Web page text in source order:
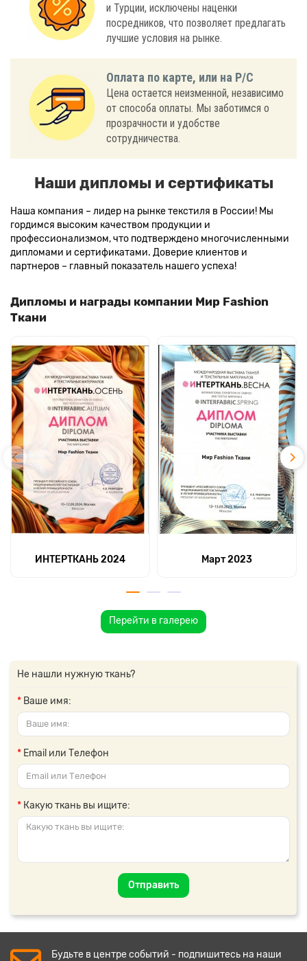
и Турции, исключены наценки
посредников, что позволяет предлагать
лучшие условия на рынке.
Оплата по карте, или на Р/С
Цена остается неизменной, независимо
от способа оплаты. Мы заботимся о
прозрачности и удобстве
сотрудничества.
Наши дипломы и сертификаты
Наша компания – лидер на рынке текстиля в России! Мы
гордимся высоким качеством продукции и
профессионализмом, что подтверждено многочисленными
дипломами и сертификатами. Доверие клиентов и
партнеров – главный показатель нашего успеха!
Дипломы и награды компании Мир Fashion
Ткани
ИНТЕРТКАНЬ 2024 Март 2023
Перейти в галерею
Не нашли нужную ткань?
Ваше имя:
Email или Телефон
Какую ткань вы ищите:
Отправить
Будьте в центре событий - подпишитесь на наши